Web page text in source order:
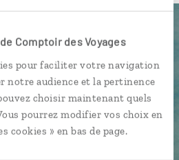
Comptoir des Voyages
pour faciliter votre navigation
notre audience et la pertinence
choisir maintenant quels
pourrez modifier vos choix en
cookies » en bas de page.
guide en
votre lodge en 1